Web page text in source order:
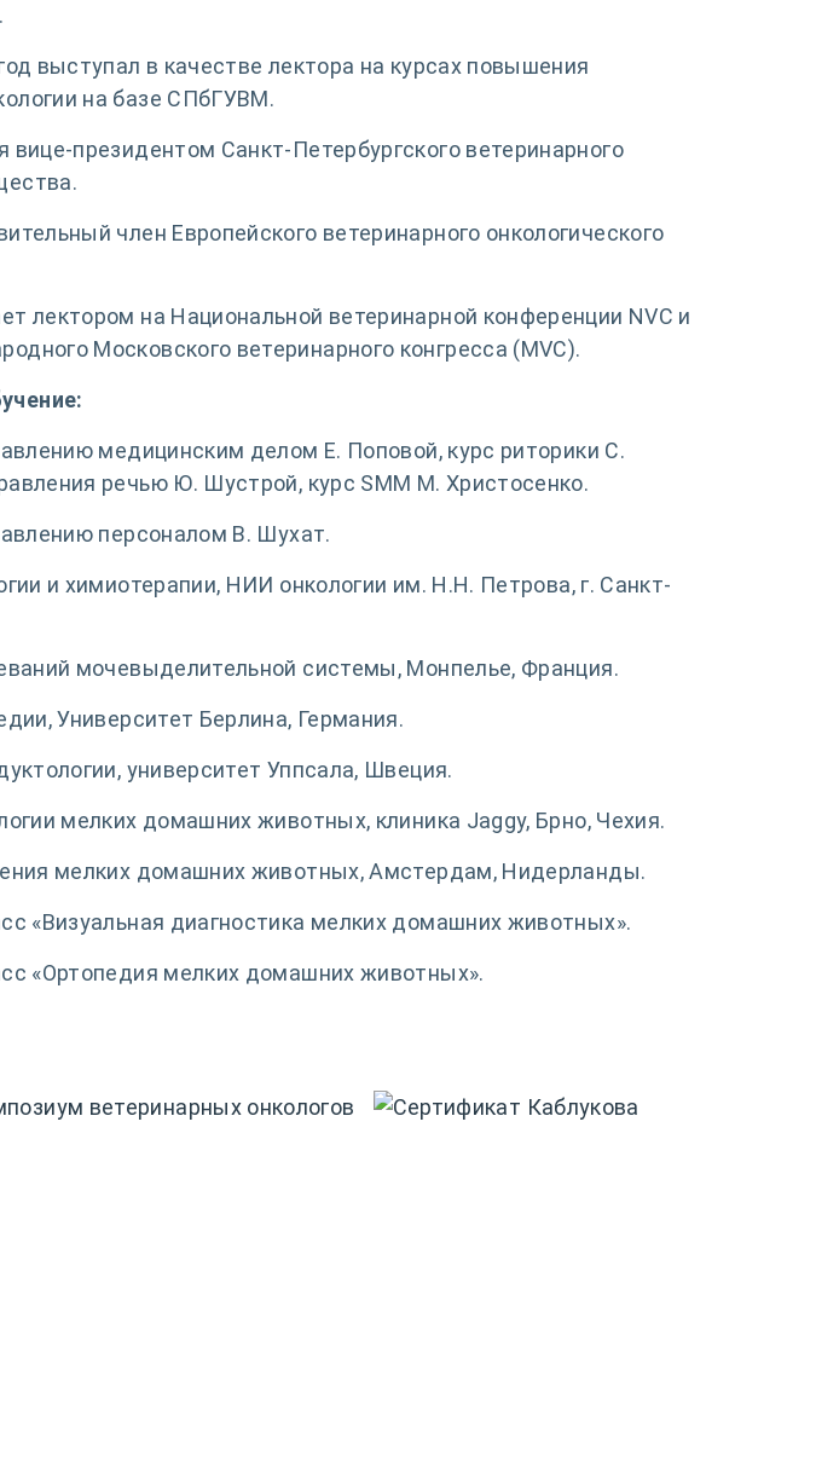
выступал в качестве лектора на курсах повышения
на базе СПбГУВМ.
вице-президентом Санкт-Петербургского ветеринарного
член Европейского ветеринарного онкологического
лектором на Национальной ветеринарной конференции NVC и
Московского ветеринарного конгресса (MVC).
медицинским делом Е. Поповой, курс риторики С.
речью Ю. Шустрой, курс SММ М. Христосенко.
персоналом В. Шухат.
и химиотерапии, НИИ онкологии им. Н.Н. Петрова, г. Санкт-
мочевыделительной системы, Монпелье, Франция.
Университет Берлина, Германия.
университет Уппсала, Швеция.
мелких домашних животных, клиника Jaggy, Брно, Чехия.
мелких домашних животных, Амстердам, Нидерланды.
«Визуальная диагностика мелких домашних животных».
«Ортопедия мелких домашних животных».